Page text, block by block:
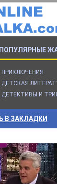
ПРИКЛЮЧЕНИЯ
ДЕТСКАЯ
ДЕТЕКТИВЫ И
В ЗАКЛАДКИ